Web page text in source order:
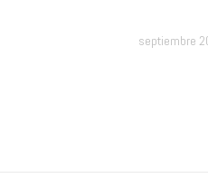
septiembre